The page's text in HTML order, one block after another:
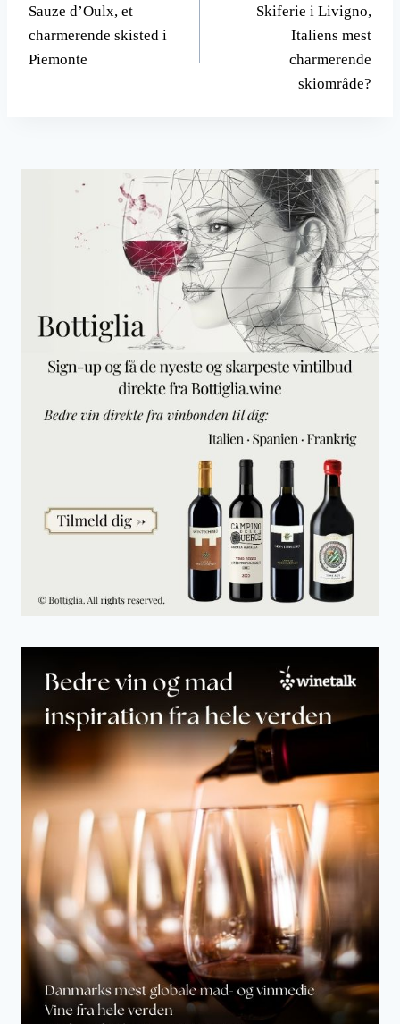
Sauze d’Oulx, et
charmerende skisted i
Piemonte
Skiferie i Livigno,
Italiens mest
charmerende
skiområde?